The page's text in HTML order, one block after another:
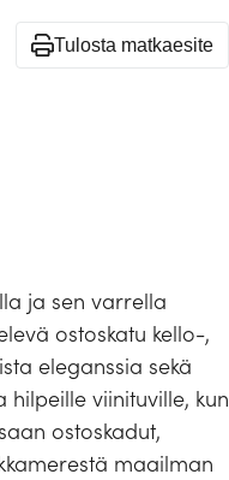
Tulosta matkaesite
ja sen varrella
ostoskatu kello-,
eleganssia sekä
viinituville, kun
ostoskadut,
maailman